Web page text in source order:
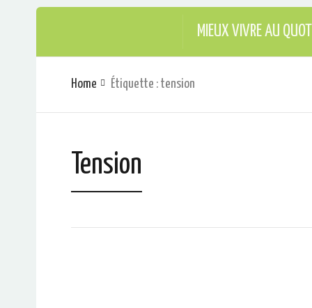
MIEUX VIVRE AU
Home Étiquette : tension
Tension